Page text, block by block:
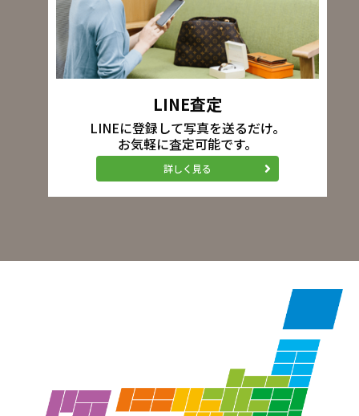
LINE査定
LINEに登録して写真を送るだけ。
お気軽に査定可能です。
詳しく見る